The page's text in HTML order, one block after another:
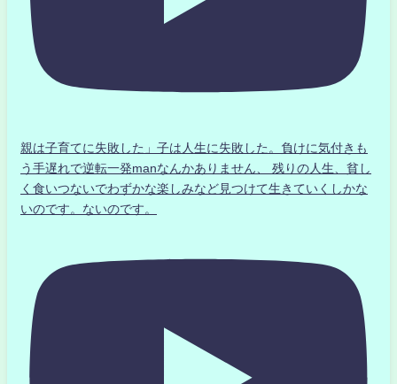
親は子育てに失敗した」子は人生に失敗した。負けに気付きも
う手遅れで逆転一発manなんかありません、 残りの人生、貧し
く食いつないでわずかな楽しみなど見つけて生きていくしかな
いのです。ないのです。